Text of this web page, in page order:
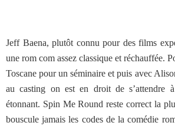
Jeff Baena, plutôt connu pour des films
une rom com assez classique et réchauffée.
Toscane pour un séminaire et puis avec
au casting on est en droit de s’attendre
étonnant. Spin Me Round reste correct la
bouscule jamais les codes de la comédie